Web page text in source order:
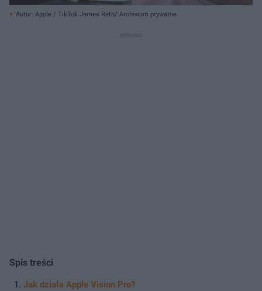
Autor: Apple / TikTok James Rath/ Archiwum prywatne
Spis treści
Jak działa Apple Vision Pro?